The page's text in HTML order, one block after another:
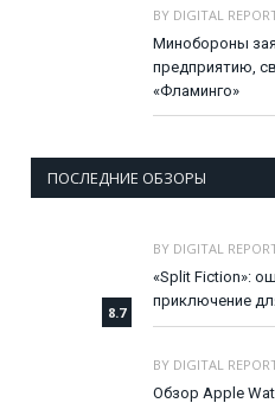
BY DIGITAL
Минобороны
предприятию,
«Фламинго»
ПОСЛЕДНИЕ ОБЗОРЫ
8.7
BY DIGITAL
«Split Fiction»:
приключение
BY DIGITAL
Обзор Apple